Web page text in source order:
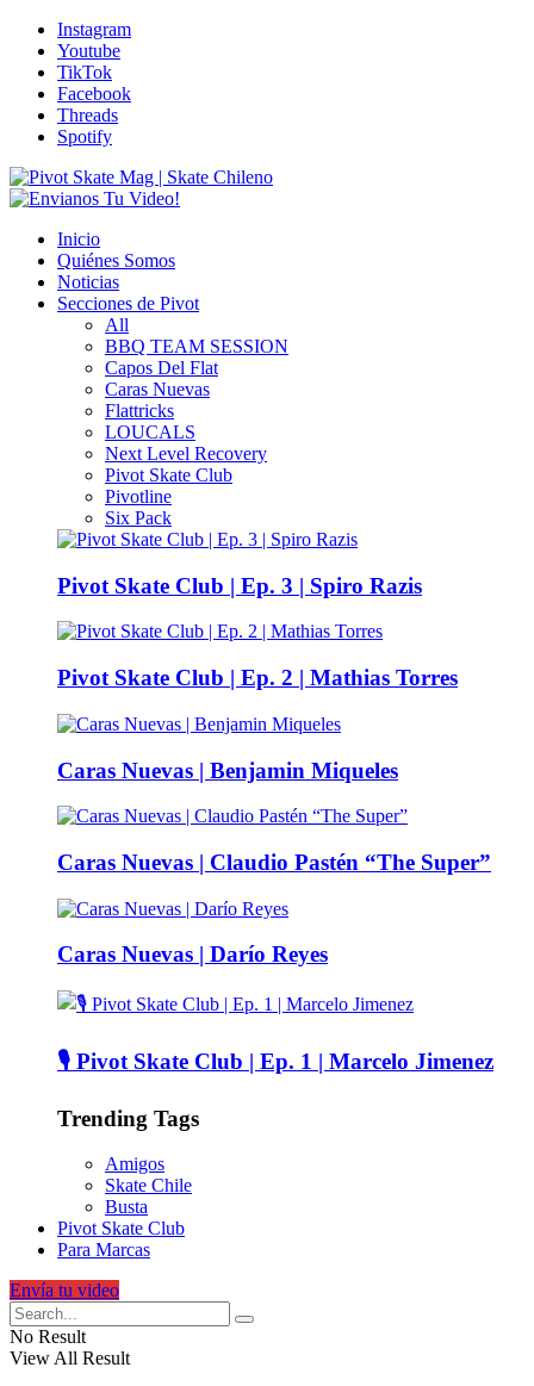
Instagram
Youtube
TikTok
Facebook
Threads
Spotify
Inicio
Quiénes Somos
Noticias
Secciones de Pivot
All
BBQ TEAM SESSION
Capos Del Flat
Caras Nuevas
Flattricks
LOUCALS
Next Level Recovery
Pivot Skate Club
Pivotline
Six Pack
Pivot Skate Club | Ep. 3 | Spiro Razis
Pivot Skate Club | Ep. 2 | Mathias Torres
Caras Nuevas | Benjamin Miqueles
Caras Nuevas | Claudio Pastén “The Super”
Caras Nuevas | Darío Reyes
🎙️ Pivot Skate Club | Ep. 1 | Marcelo Jimenez
Trending Tags
Amigos
Skate Chile
Busta
Pivot Skate Club
Para Marcas
Envía tu video
No Result
View All Result